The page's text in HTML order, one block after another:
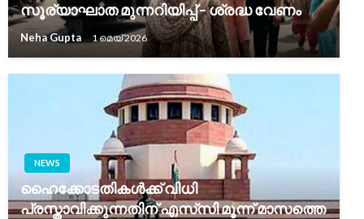
സൂര്യാഘാത മുന്നറിയിപ്പ് – ശ്രദ്ധ വേണം
Neha Gupta 1 മെയ്‌ 2026
NEWS
ഹൈക്കോടതികൾക്ക് വിധി
പ്രസ്താവിക്കുന്നതിന് എസ്‌സി മൂന്ന് മാസത്തെ